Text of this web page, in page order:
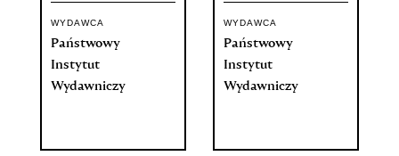
WYDAWCA
Państwowy
Instytut
Wydawniczy
WYDAWCA
Państwowy
Instytut
Wydawniczy